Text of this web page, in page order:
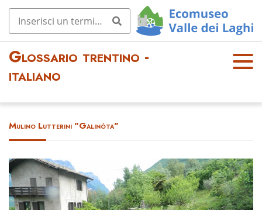
Glossario trentino -
italiano
OPE
Mulino Lutterini "Galinòta"